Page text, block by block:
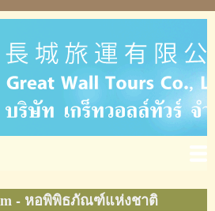
- หอพิพิธภัณฑ์แห่งชาติ